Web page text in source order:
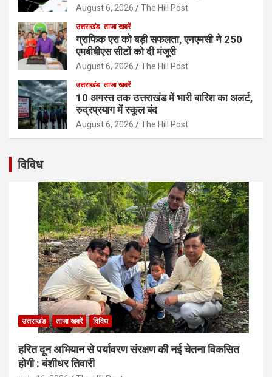
August 6, 2026 The Hill Post
उत्तराखंड ताजा खबरें
ग्राफिक एरा को बड़ी सफलता, एनएमसी ने 250
एमबीबीएस सीटों को दी मंजूरी
August 6, 2026 The Hill Post
उत्तराखंड ताजा खबरें
10 अगस्त तक उत्तराखंड में भारी बारिश का अलर्ट,
रुद्रप्रयाग में स्कूल बंद
August 6, 2026 The Hill Post
विविध
उत्तराखंड ताजा खबरें विविध
हरित दून अभियान से पर्यावरण संरक्षण की नई चेतना विकसित
होगी : बंशीधर तिवारी